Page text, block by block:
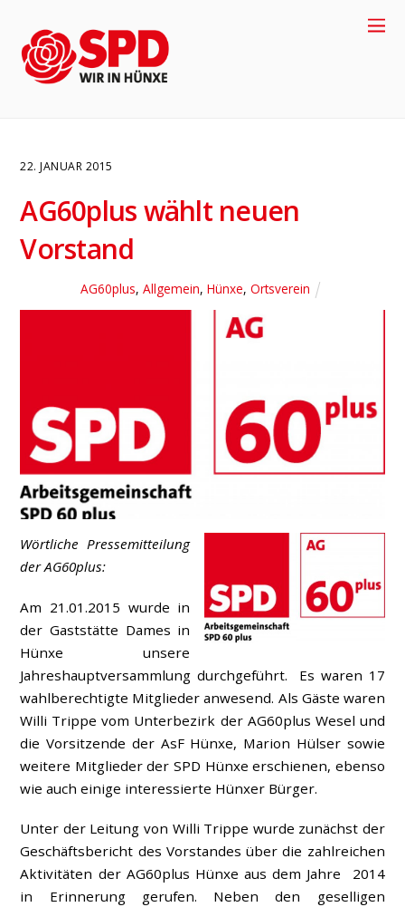
22. JANUAR 2015
AG60plus wählt neuen
Vorstand
AG60plus, Allgemein, Hünxe, Ortsverein
Wörtliche Pressemitteilung
der AG60plus:
Am 21.01.2015 wurde in
der Gaststätte Dames in
Hünxe unsere
Jahreshauptversammlung durchgeführt. Es waren 17
wahlberechtigte Mitglieder anwesend. Als Gäste waren
Willi Trippe vom Unterbezirk der AG60plus Wesel und
die Vorsitzende der AsF Hünxe, Marion Hülser sowie
weitere Mitglieder der SPD Hünxe erschienen, ebenso
wie auch einige interessierte Hünxer Bürger.
Unter der Leitung von Willi Trippe wurde zunächst der
Geschäftsbericht des Vorstandes über die zahlreichen
Aktivitäten der AG60plus Hünxe aus dem Jahre 2014
in Erinnerung gerufen. Neben den geselligen